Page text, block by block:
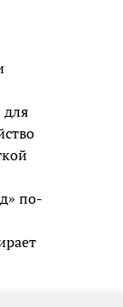
для
по-